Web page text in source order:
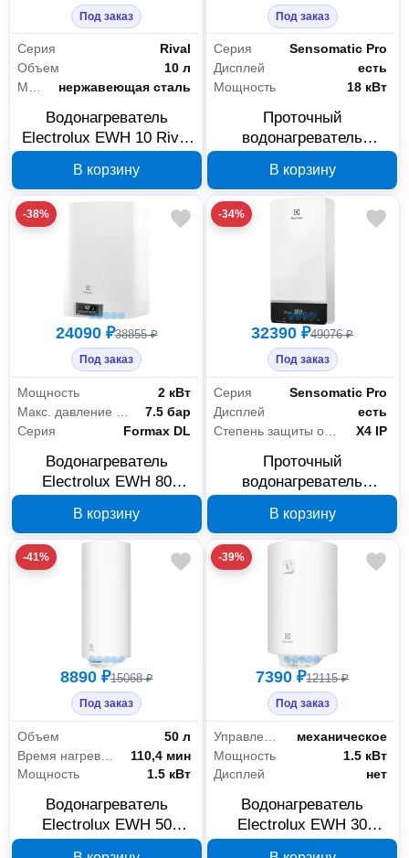
Под заказ
Серия
Rival
Объем
10 л
нержавеющая сталь
Водонагреватель
Electrolux EWH 10 Rival
В корзину
Под заказ
Серия
Sensomatic Pro
Дисплей
есть
Мощность
18 кВт
Проточный
водонагреватель
Sensomatic Pro, арт.
1036901
В корзину
-38%
24090 ₽38855 ₽
Под заказ
Мощность
2 кВт
7.5 бар
Серия
Formax DL
Водонагреватель
Electrolux EWH 80
В корзину
-34%
32390 ₽49076 ₽
Под заказ
Серия
Sensomatic Pro
Дисплей
есть
Степень защиты от воды
X4 IP
Проточный
водонагреватель
Sensomatic Pro, арт.
1036902
В корзину
-41%
8890 ₽15068 ₽
Под заказ
Объем
50 л
110,4 мин
Мощность
1.5 кВт
Водонагреватель
Electrolux EWH 50
-39%
7390 ₽12115 ₽
Под заказ
механическое
Мощность
1.5 кВт
Дисплей
нет
Водонагреватель
Electrolux EWH 30